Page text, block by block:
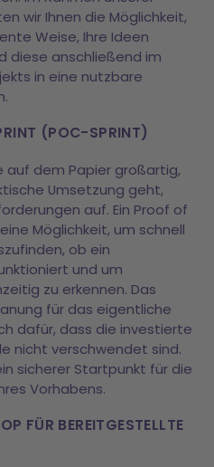
wir Ihnen die Möglichkeit,
Weise, Ihre Ideen
diese anschließend im
in eine nutzbare
(POC-SPRINT)
auf dem Papier großartig,
Umsetzung geht,
auf. Ein Proof of
Möglichkeit, um schnell
ob ein
und um
zu erkennen. Das
für das eigentliche
dafür, dass die investierte
nicht verschwendet sind.
sicherer Startpunkt für die
Vorhabens.
FÜR BEREITGESTELLTE